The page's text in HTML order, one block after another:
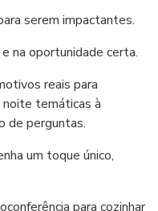
serem impactantes.
na oportunidade certa.
reais para
noite temáticas à
de perguntas.
um toque único,
para cozinhar